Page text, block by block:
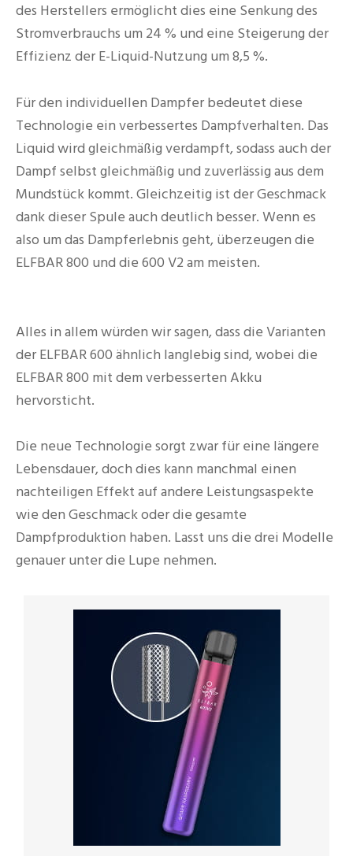
des Herstellers ermöglicht dies eine Senkung des
Stromverbrauchs um 24 % und eine Steigerung der
Effizienz der E-Liquid-Nutzung um 8,5 %.
Für den individuellen Dampfer bedeutet diese
Technologie ein verbessertes Dampfverhalten. Das
Liquid wird gleichmäßig verdampft, sodass auch der
Dampf selbst gleichmäßig und zuverlässig aus dem
Mundstück kommt. Gleichzeitig ist der Geschmack
dank dieser Spule auch deutlich besser. Wenn es
also um das Dampferlebnis geht, überzeugen die
ELFBAR 800 und die 600 V2 am meisten.
Alles in allem würden wir sagen, dass die Varianten
der ELFBAR 600 ähnlich langlebig sind, wobei die
ELFBAR 800 mit dem verbesserten Akku
hervorsticht.
Die neue Technologie sorgt zwar für eine längere
Lebensdauer, doch dies kann manchmal einen
nachteiligen Effekt auf andere Leistungsaspekte
wie den Geschmack oder die gesamte
Dampfproduktion haben. Lasst uns die drei Modelle
genauer unter die Lupe nehmen.